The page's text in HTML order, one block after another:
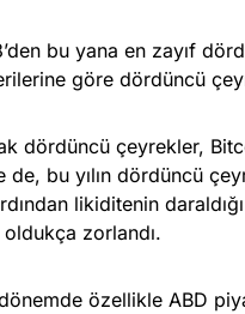
bu yana en zayıf
göre dördüncü
dördüncü çeyrekler,
de, bu yılın dördüncü
likiditenin
zorlandı.
özellikle ABD